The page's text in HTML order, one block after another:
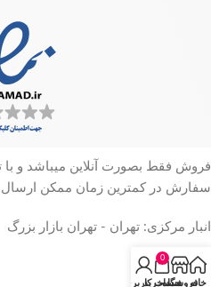
فروش فقط بصورت آنلاین میباشد و
سفارش در کمترین زمان ممکن ارسال
انبار مرکزی: تهران - تهران بازار بزرگ
خانهفروشگاه
0
سبد خرید
حساب کاربری من